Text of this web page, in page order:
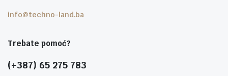
info@techno-land.ba
Trebate pomoć?
(+387) 65 275 783